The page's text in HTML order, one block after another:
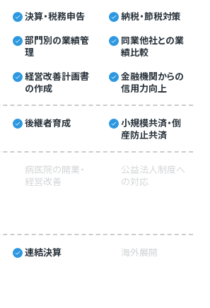
決算・税務申告
納税・節税対策
部門別の業績管
理
同業他社との業
績比較
経営改善計画書
の作成
金融機関からの
信用力向上
後継者育成
小規模共済・倒
産防止共済
病医院の開業・
経営改善
公益法人制度へ
の対応
連結決算 海外展開